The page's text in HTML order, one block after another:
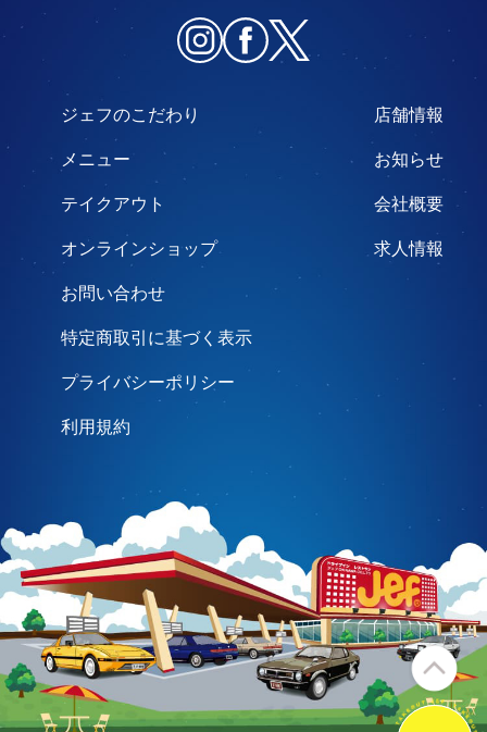
ジェフのこだわり
メニュー
テイクアウト
オンラインショップ
店舗情報
お知らせ
会社概要
求人情報
お問い合わせ
特定商取引に基づく表示
プライバシーポリシー
利用規約